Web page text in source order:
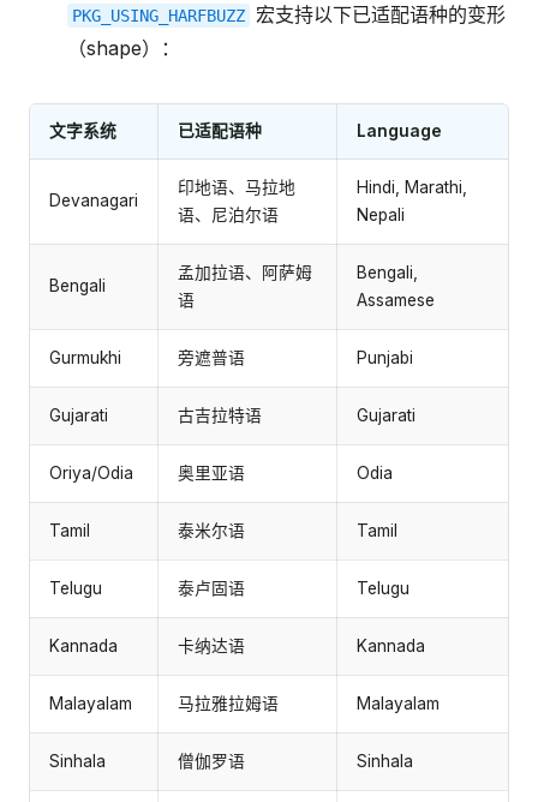
PKG_USING_HARFBUZZ
宏支持以下已适配语种的变形
（shape）：
文字系统 已适配语种 Language
Devanagari
印地语、马拉地
语、尼泊尔语
Hindi, Marathi,
Nepali
Bengali
孟加拉语、阿萨姆
语
Bengali,
Assamese
Gurmukhi 旁遮普语 Punjabi
Gujarati 古吉拉特语 Gujarati
Oriya/Odia 奥里亚语 Odia
Tamil 泰米尔语 Tamil
Telugu 泰卢固语 Telugu
Kannada 卡纳达语 Kannada
Malayalam 马拉雅拉姆语 Malayalam
Sinhala 僧伽罗语 Sinhala